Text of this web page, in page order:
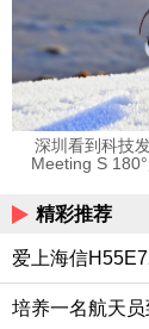
深圳看到科技
Meeting S
精彩推荐
爱上海信
培养一名航天员